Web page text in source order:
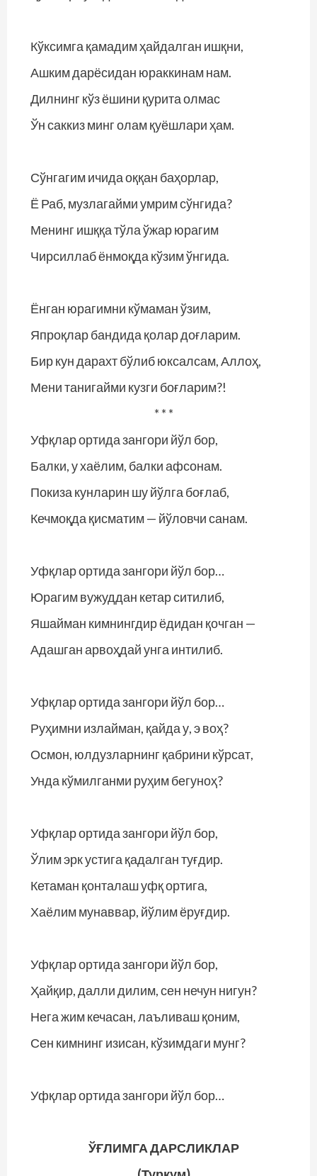
Кўксимга қамадим ҳайдалган ишқни,
Ашким дарёсидан юраккинам нам.
Дилнинг кўз ёшини қурита олмас
Ўн саккиз минг олам қуёшлари ҳам.
Сўнгагим ичида оққан баҳорлар,
Ё Раб, музлагайми умрим сўнгида?
Менинг ишққа тўла ўжар юрагим
Чирсиллаб ёнмоқда кўзим ўнгида.
Ёнган юрагимни кўмаман ўзим,
Япроқлар бандида қолар доғларим.
Бир кун дарахт бўлиб юксалсам, Аллоҳ,
Мени танигайми кузги боғларим?!
* * *
Уфқлар ортида зангори йўл бор,
Балки, у хаёлим, балки афсонам.
Покиза кунларин шу йўлга боғлаб,
Кечмоқда қисматим — йўловчи санам.
Уфқлар ортида зангори йўл бор…
Юрагим вужуддан кетар ситилиб,
Яшайман кимнингдир ёдидан қочган —
Адашган арвоҳдай унга интилиб.
Уфқлар ортида зангори йўл бор…
Руҳимни излайман, қайда у, э воҳ?
Осмон, юлдузларнинг қабрини кўрсат,
Унда кўмилганми руҳим бегуноҳ?
Уфқлар ортида зангори йўл бор,
Ўлим эрк устига қадалган туғдир.
Кетаман қонталаш уфқ ортига,
Хаёлим мунаввар, йўлим ёруғдир.
Уфқлар ортида зангори йўл бор,
Ҳайқир, далли дилим, сен нечун нигун?
Нега жим кечасан, лаъливаш қоним,
Сен кимнинг изисан, кўзимдаги мунг?
Уфқлар ортида зангори йўл бор…
ЎҒЛИМГА ДАРСЛИКЛАР